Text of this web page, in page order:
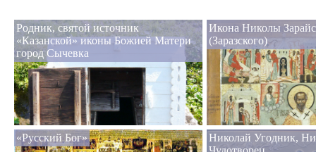
Родник, святой источник
«Казанской» иконы Божией Матери
город Сычевка
Икона Николы
(Заразского)
«Русский Бог»
Николай Угодник,